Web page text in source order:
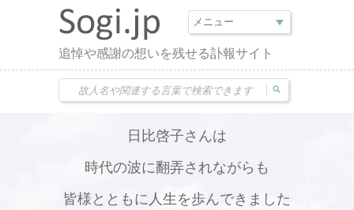
追悼や感謝の想いを残せる訃報サイト
日比啓子さんは
時代の波に翻弄されながらも
皆様とともに人生を歩んできました